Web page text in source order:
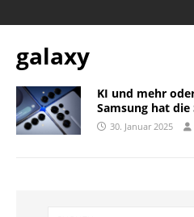
galaxy
KI und mehr
Samsung hat die
30. Januar 2025